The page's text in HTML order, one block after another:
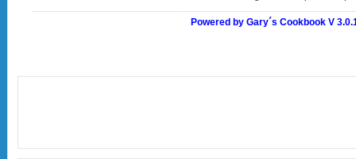
Powered by Gary´s Cookbook V